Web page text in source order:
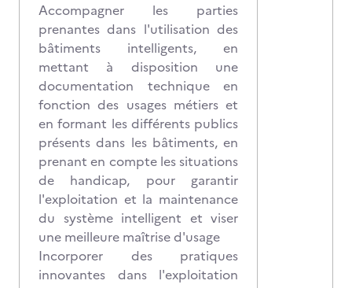
Accompagner les parties
prenantes dans l'utilisation des
bâtiments intelligents, en
mettant à disposition une
documentation technique en
fonction des usages métiers et
en formant les différents publics
présents dans les bâtiments, en
prenant en compte les situations
de handicap, pour garantir
l'exploitation et la maintenance
du système intelligent et viser
une meilleure maîtrise d'usage
Incorporer des pratiques
innovantes dans l'exploitation